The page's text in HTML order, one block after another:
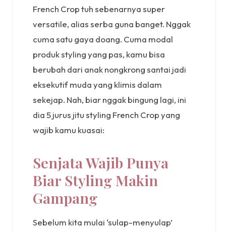
French Crop tuh sebenarnya super
versatile, alias serba guna banget. Nggak
cuma satu gaya doang. Cuma modal
produk styling yang pas, kamu bisa
berubah dari anak nongkrong santai jadi
eksekutif muda yang klimis dalam
sekejap. Nah, biar nggak bingung lagi, ini
dia 5 jurus jitu styling French Crop yang
wajib kamu kuasai:
Senjata Wajib Punya
Biar Styling Makin
Gampang
Sebelum kita mulai ‘sulap-menyulap’